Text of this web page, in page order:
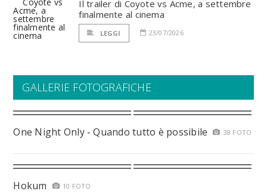
Il trailer di Coyote vs Acme, a settembre
finalmente al cinema
LEGGI 23/07/2026
GALLERIE FOTOGRAFICHE
One Night Only - Quando tutto è possibile 38 FOTO
Hokum 10 FOTO